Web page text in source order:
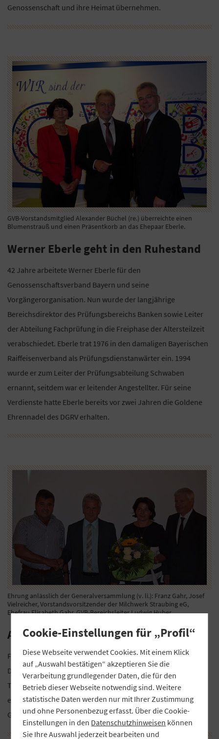
Genossenschaft und ihre Heimat übernehmen.
GVB-Vorstandsmitglied Alexander Büchel (re.) überreichte einen
Blumenstrauß und einen Präsentkorb an das Ehepaar Eberle.
Werner Eberle geht in den Ruhestand
42 Jahre arbeitete Werner Eberle für den
Genossenschaftsverband Bayern und seine
Vorgängerorganisation. Nun wurde der langjährige
Bereichsdirektor des Prüfungsbereichs Banken sowie Leiter
der Abteilung Fachprüfung in die Freiphase der Altersteilzeit
verabschiedet. Eberle trat 1976 in den damaligen Bayerischen
Raiffeisenverband als Prüfungsdienstanwärter ein. 1994
wurde er zum Leiter der Prüfungsabteilung Schwaben
ernannt, seitdem war er leitender Angestellter. Für seine
Verdienste hatte Eberle bereits vor zwei Jahren die Goldene
Ehrennadel des DGRV erhalten.
Ehrung anlässlich der Generalversammlung (v. li.): Franz Gahr, Josef
Vielreicher, Vorstandsvorsitzender der Milchwerk Straubing eG,
Ehefrau Elisabeth Gahr, GVB-Bereichsleiter Ludwig Huber.
Auszeichnung für 40 Jahre Ehrenamt
Franz Gahr ist nun Träger der Goldenen Raiffeisennadel des
DRV. Er erhielt die Auszeichnung für 40 Jahre ehrenamtliche
Tätigkeit als Aufsichtsratsmitglied der Milchwerk Straubing
eG, davon fünf Jahre als stellvertretender Vorsitzender des
Gremiums.
Cookie-Einstellungen für „Profil“
Diese Webseite verwendet Cookies. Mit einem Klick
auf „Auswahl bestätigen“ akzeptieren Sie die
Verarbeitung grundlegender Daten, die für den
Betrieb dieser Webseite notwendig sind. Weitere
statistische Daten werden nur mit Ihrer Zustimmung
und ohne Personenbezug erfasst. Über die Cookie-
Einstellungen in den Datenschutzhinweisen können
Sie Ihre Auswahl jederzeit bearbeiten und